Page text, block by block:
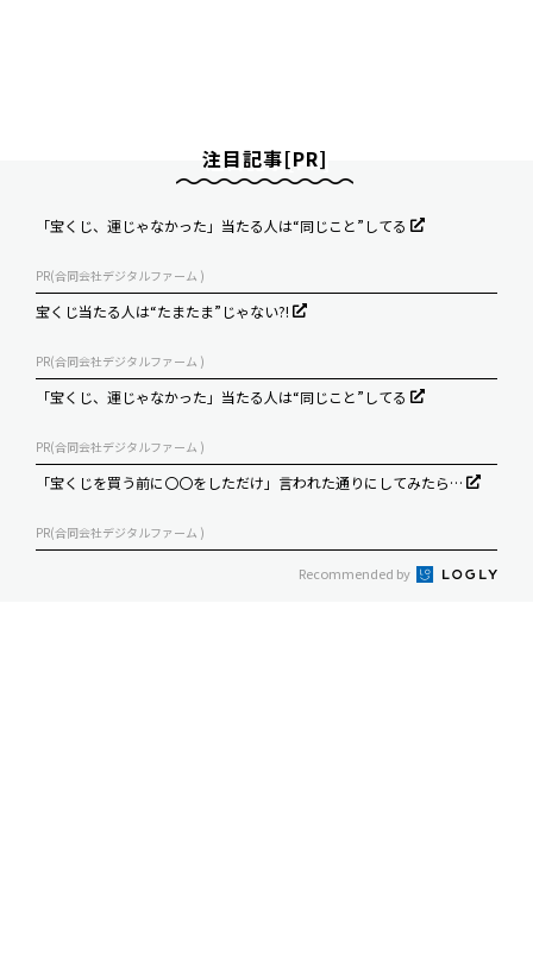
注目記事[PR]
「宝くじ、運じゃなかった」当たる人は“同じこと”してる
PR(合同会社デジタルファーム )
宝くじ当たる人は“たまたま”じゃない?!
PR(合同会社デジタルファーム )
「宝くじ、運じゃなかった」当たる人は“同じこと”してる
PR(合同会社デジタルファーム )
「宝くじを買う前に〇〇をしただけ」言われた通りにしてみたら…
PR(合同会社デジタルファーム )
Recommended by